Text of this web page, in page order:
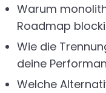
Warum
Roadmap
Wie die
deine
Welche